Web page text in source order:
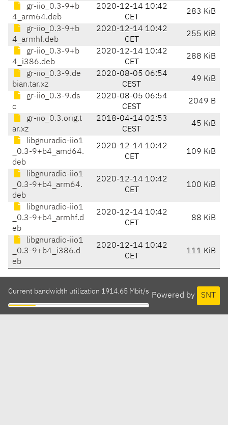
gr-iio_0.3-9+b
4_arm64.deb
2020-12-14 10:42
CET
283 KiB
gr-iio_0.3-9+b
4_armhf.deb
2020-12-14 10:42
CET
255 KiB
gr-iio_0.3-9+b
4_i386.deb
2020-12-14 10:42
CET
288 KiB
gr-iio_0.3-9.de
bian.tar.xz
2020-08-05 06:54
CEST
49 KiB
gr-iio_0.3-9.ds
c
2020-08-05 06:54
CEST
2049 B
gr-iio_0.3.orig.t
ar.xz
2018-04-14 02:53
CEST
45 KiB
libgnuradio-iio1
_0.3-9+b4_amd64.
deb
2020-12-14 10:42
CET
109 KiB
libgnuradio-iio1
_0.3-9+b4_arm64.
deb
2020-12-14 10:42
CET
100 KiB
libgnuradio-iio1
_0.3-9+b4_armhf.d
eb
2020-12-14 10:42
CET
88 KiB
libgnuradio-iio1
_0.3-9+b4_i386.d
eb
2020-12-14 10:42
CET
111 KiB
Powered by SNT
Current bandwidth utilization 1914.65 Mbit/s